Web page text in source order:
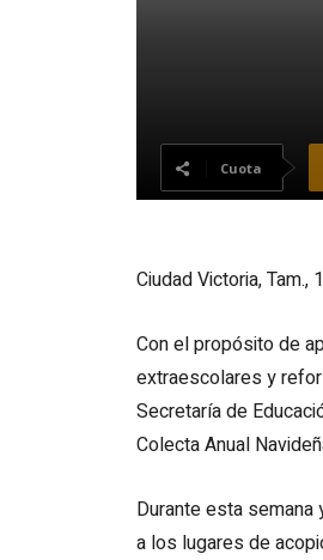
Cuota
Ciudad Victoria,
Con el propósito de
extraescolares y
Secretaría de
Colecta Anual
Durante esta semana
a los lugares de